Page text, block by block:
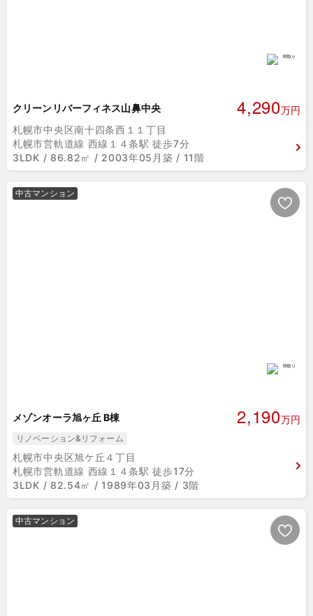
クリーンリバーフィネス山鼻中央 4,290万円
札幌市中央区南十四条西１１丁目
札幌市営軌道線 西線１４条駅 徒歩7分
3LDK / 86.82㎡ / 2003年05月築 / 11階
中古マンション
メゾンオーラ旭ヶ丘 B棟 2,190万円
リノベーション&リフォーム
札幌市中央区旭ケ丘４丁目
札幌市営軌道線 西線１４条駅 徒歩17分
3LDK / 82.54㎡ / 1989年03月築 / 3階
中古マンション